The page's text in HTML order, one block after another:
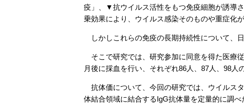
疫」、▼抗ウイルス活性をもつ免疫細胞が誘導
乗効果により、ウイルス感染そのものや重症化
しかしこれらの免疫の長期持続性について、
そこで研究では、研究参加に同意を得た医療
月後に採血を行い、それぞれ86人、87人、98人
抗体価について、今回の研究では、ウイルス
体結合領域に結合するIgG抗体量を定量的に調